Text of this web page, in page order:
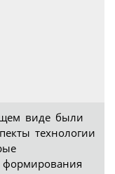
виде были
технологии
формирования